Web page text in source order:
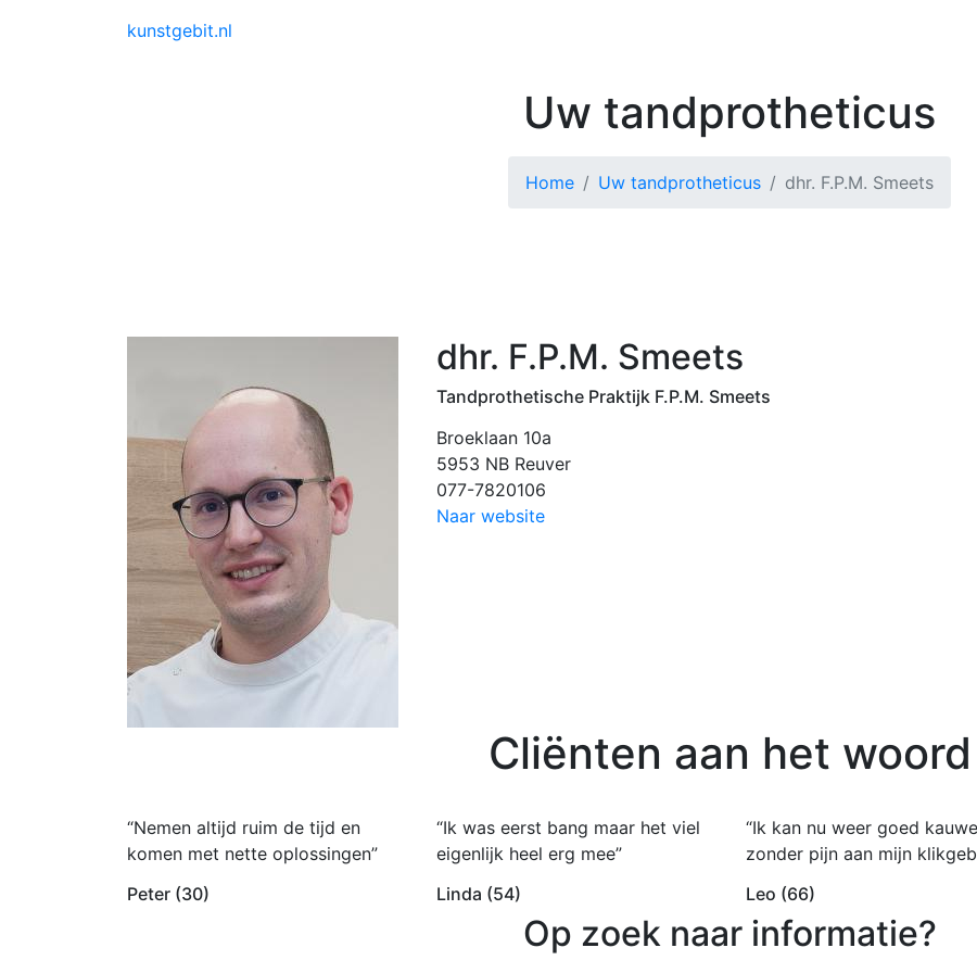
kunstgebit.nl
Uw tandprotheticus
Home Uw tandprotheticus dhr. F.P.M. Smeets
dhr. F.P.M. Smeets
Tandprothetische Praktijk F.P.M. Smeets
Broeklaan 10a
5953 NB Reuver
077-7820106
Naar website
Cliënten aan het woord
“Nemen altijd ruim de tijd en
komen met nette oplossingen”
Peter (30)
“Ik was eerst bang maar het viel
eigenlijk heel erg mee”
Linda (54)
“Ik kan nu weer goed
zonder pijn aan mijn
Leo (66)
Op zoek naar informatie?